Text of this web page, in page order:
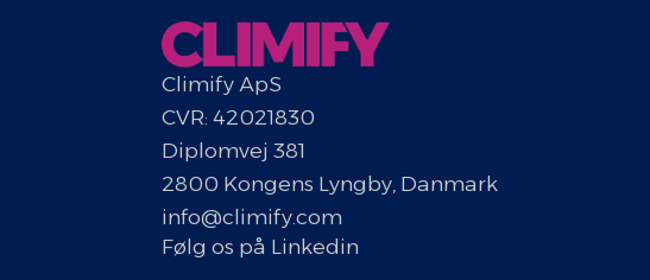
Climify ApS
CVR: 42021830
Diplomvej 381
2800 Kongens Lyngby, Danmark
info@climify.com
Følg os på Linkedin